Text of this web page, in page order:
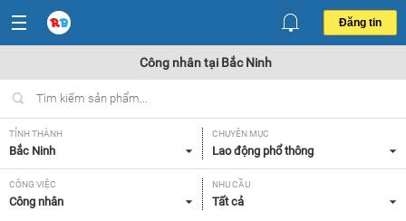
Đăng tin
Công nhân tại Bắc Ninh
TỈNH THÀNH
Bắc Ninh
CHUYÊN MỤC
Lao động phổ thông
CÔNG VIỆC
Công nhân
NHU CẦU
Tất cả